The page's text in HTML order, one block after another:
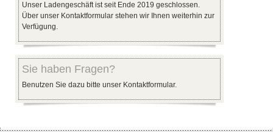
Unser Ladengeschäft ist seit Ende 2019 geschlossen.
Über unser Kontaktformular stehen wir Ihnen weiterhin zur
Verfügung.
Sie haben Fragen?
Benutzen Sie dazu bitte unser Kontaktformular.